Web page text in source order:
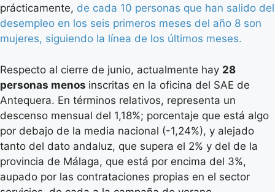
prácticamente, de cada 10 personas que han salido del
desempleo en los seis primeros meses del año 8 son
mujeres, siguiendo la línea de los últimos meses.
Respecto al cierre de junio, actualmente hay 28
personas menos inscritas en la oficina del SAE de
Antequera. En términos relativos, representa un
descenso mensual del 1,18%; porcentaje que está algo
por debajo de la media nacional (-1,24%), y alejado
tanto del dato andaluz, que supera el 2% y del de la
provincia de Málaga, que está por encima del 3%,
aupado por las contrataciones propias en el sector